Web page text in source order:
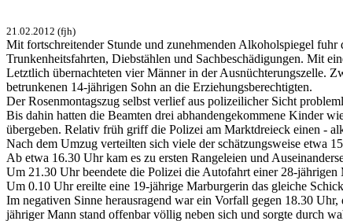
21.02.2012 (fjh)
Mit fortschreitender Stunde und zunehmenden Alkoholspiegel
Trunkenheitsfahrten, Diebstählen und Sachbeschädigungen. Mit
Letztlich übernachteten vier Männer in der Ausnüchterungszelle.
betrunkenen 14-jährigen Sohn an die Erziehungsberechtigten.
Der Rosenmontagszug selbst verlief aus polizeilicher Sicht
Bis dahin hatten die Beamten drei abhandengekommene Kinder
übergeben. Relativ früh griff die Polizei am Marktdreieck einen -
Nach dem Umzug verteilten sich viele der schätzungsweise etwa
Ab etwa 16.30 Uhr kam es zu ersten Rangeleien und
Um 21.30 Uhr beendete die Polizei die Autofahrt einer 28-
Um 0.10 Uhr ereilte eine 19-jährige Marburgerin das gleiche
Im negativen Sinne herausragend war ein Vorfall gegen 18.30
jähriger Mann stand offenbar völlig neben sich und sorgte durch